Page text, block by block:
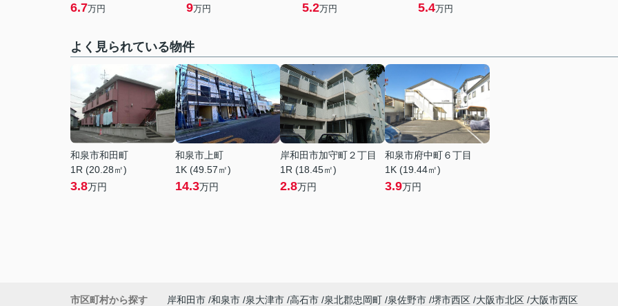
6.7万円 9万円 5.2万円 5.4万円
よく見られている物件
和泉市和田町
1R (20.28㎡)
3.8万円
和泉市上町
1K (49.57㎡)
14.3万円
岸和田市加守町２丁目
1R (18.45㎡)
2.8万円
和泉市府中町６丁目
1K (19.44㎡)
3.9万円
市区町村から探す 岸和田市 和泉市 泉大津市 高石市 泉北郡忠岡町 泉佐野市 堺市西区 大阪市北区 大阪市西区